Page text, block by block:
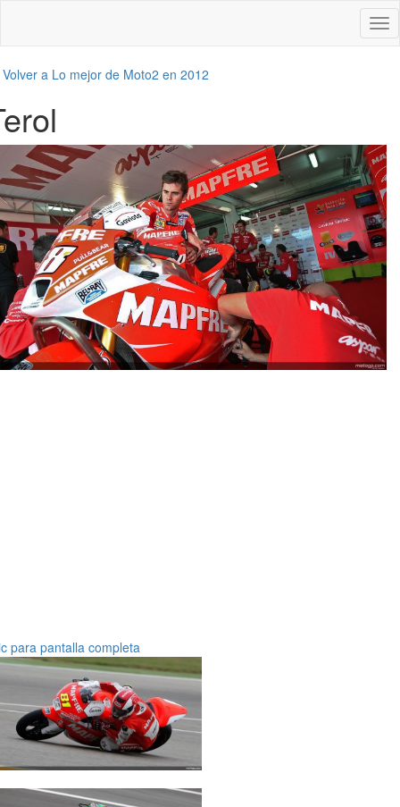
Volver a Lo mejor de Moto2 en 2012
para pantalla completa